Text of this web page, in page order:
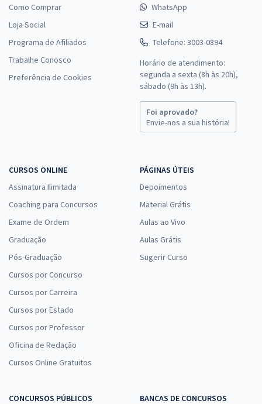
Como Comprar
Loja Social
Programa de Afiliados
Trabalhe Conosco
Preferência de Cookies
WhatsApp
E-mail
Telefone: 3003-0894
Horário de atendimento:
segunda a sexta (8h às 20h),
sábado (9h às 13h).
Foi aprovado?
Envie-nos a sua história!
CURSOS ONLINE
Assinatura Ilimitada
Coaching para Concursos
Exame de Ordem
Graduação
Pós-Graduação
Cursos por Concurso
Cursos por Carreira
Cursos por Estado
Cursos por Professor
Oficina de Redação
Cursos Online Gratuitos
PÁGINAS ÚTEIS
Depoimentos
Material Grátis
Aulas ao Vivo
Aulas Grátis
Sugerir Curso
CONCURSOS PÚBLICOS
BANCAS DE CONCURSOS